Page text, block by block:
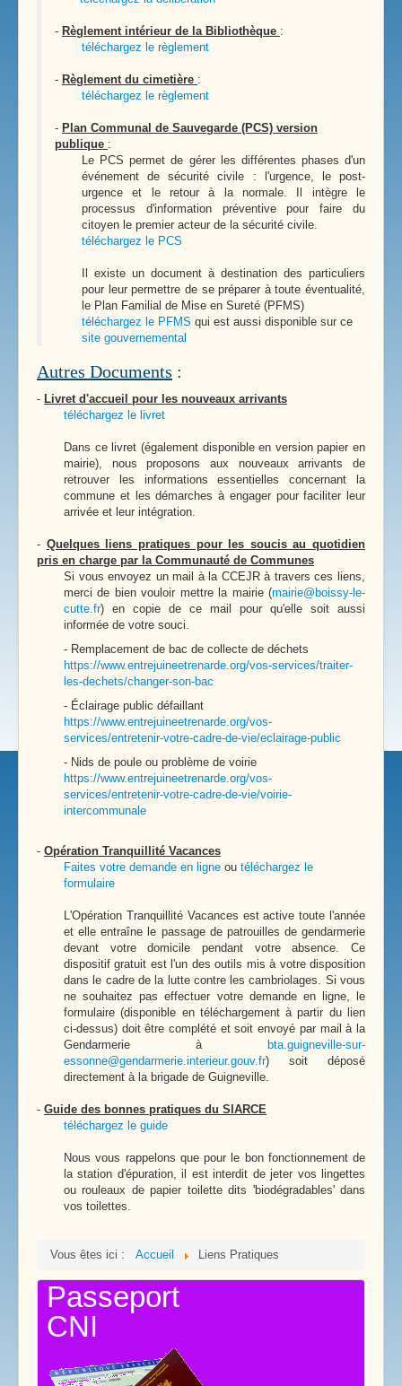
- Règlement intérieur de la Bibliothèque :
téléchargez le règlement
- Règlement du cimetière :
téléchargez le règlement
- Plan Communal de Sauvegarde (PCS) version
publique :
Le PCS permet de gérer les différentes phases d'un
événement de sécurité civile : l'urgence, le post-
urgence et le retour à la normale. Il intègre le
processus d'information préventive pour faire du
citoyen le premier acteur de la sécurité civile.
téléchargez le PCS
Il existe un document à destination des particuliers
pour leur permettre de se préparer à toute éventualité,
le Plan Familial de Mise en Sureté (PFMS)
téléchargez le PFMS qui est aussi disponible sur ce
site gouvernemental
Autres Documents :
- Livret d'accueil pour les nouveaux arrivants
téléchargez le livret
Dans ce livret (également disponible en version papier en
mairie), nous proposons aux nouveaux arrivants de
retrouver les informations essentielles concernant la
commune et les démarches à engager pour faciliter leur
arrivée et leur intégration.
- Quelques liens pratiques pour les soucis au quotidien
pris en charge par la Communauté de Communes
Si vous envoyez un mail à la CCEJR à travers ces liens,
merci de bien vouloir mettre la mairie (mairie@boissy-le-
cutte.fr) en copie de ce mail pour qu'elle soit aussi
informée de votre souci.
- Remplacement de bac de collecte de déchets
https://www.entrejuineetrenarde.org/vos-services/traiter-
les-dechets/changer-son-bac
- Éclairage public défaillant
https://www.entrejuineetrenarde.org/vos-
services/entretenir-votre-cadre-de-vie/eclairage-public
- Nids de poule ou problème de voirie
https://www.entrejuineetrenarde.org/vos-
services/entretenir-votre-cadre-de-vie/voirie-
intercommunale
- Opération Tranquillité Vacances
Faites votre demande en ligne ou téléchargez le
formulaire
L'Opération Tranquillité Vacances est active toute l'année
et elle entraîne le passage de patrouilles de gendarmerie
devant votre domicile pendant votre absence. Ce
dispositif gratuit est l'un des outils mis à votre disposition
dans le cadre de la lutte contre les cambriolages. Si vous
ne souhaitez pas effectuer votre demande en ligne, le
formulaire (disponible en téléchargement à partir du lien
ci-dessus) doit être complété et soit envoyé par mail à la
Gendarmerie à
bta.guigneville-sur-
essonne@gendarmerie.interieur.gouv.fr) soit déposé
directement à la brigade de Guigneville.
- Guide des bonnes pratiques du SIARCE
téléchargez le guide
Nous vous rappelons que pour le bon fonctionnement de
la station d'épuration, il est interdit de jeter vos lingettes
ou rouleaux de papier toilette dits 'biodégradables' dans
vos toilettes.
Vous êtes ici : Accueil Liens Pratiques
Passeport
CNI